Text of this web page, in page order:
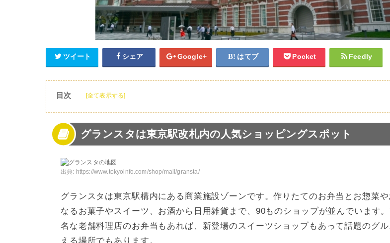
ツイート シェア Google+ はてブ Pocket Feedly
目次 [全て表示する]
3 グランスタの人気の弁当
4 グランスタの人気のお土産
5 アクセスの便利な東京グランスタで買い物をしよう！
グランスタは東京駅改札内の人気ショッピングスポット
出典: https://www.tokyoinfo.com/shop/mall/gransta/
グランスタは東京駅構内にある商業施設ゾーンです。作りたてのお弁当とお惣菜
なるお菓子やスイーツ、お酒から日用雑貨まで、90ものショップが並んでいます
名な老舗料理店のお弁当もあれば、新登場のスイーツショップもあって話題のグ
える場所でもあります。